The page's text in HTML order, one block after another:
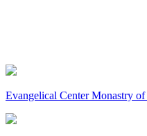
Evangelical Center Monastry